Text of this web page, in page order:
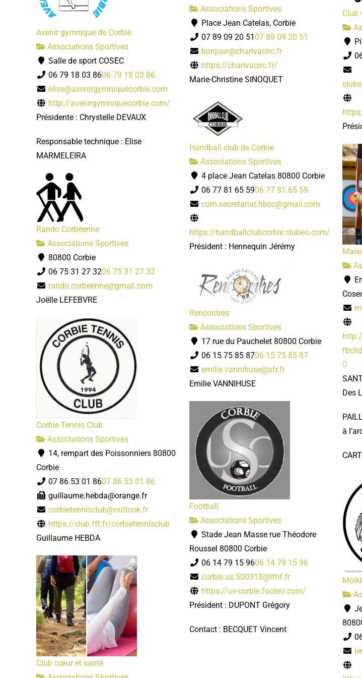
Avenir gymnique de Corbie
Associations Sportives
Salle de sport COSEC
06 79 18 03 8606 79 18 03 86
elise@avenirgymniquecorbie.com
http://avenirgymniquecorbie.com/
Présidente : Chrystelle DEVAUX
Responsable technique : Elise
MARMELEIRA
Associations Sportives
Place Jean Catelas, Corbie
07 89 09 20 51 07 89 09 20 51
bonjour@charivacirc.fr
https://charivacirc.fr/
Marie-Christine SINOQUET
Club
Handball club de Corbie
Associations Sportives
4 place Jean Catelas 80800 Corbie
06 77 81 65 5906 77 81 65 59
com.secretariat.hbcc@gmail.com
https://handballclubcorbie.clubeo.com/
Président : Hennequin Jérémy
Des
à
Rando Corbéenne
Associations Sportives
80800 Corbie
06 75 31 27 3206 75 31 27 32
rando.corbeenne@gmail.com
Joëlle LEFEBVRE
Rencontres
Associations Sportives
17 rue du Pauchelet 80800 Corbie
06 15 75 85 8706 15 75 85 87
emilie.vannihuse@sfr.fr
Emilie VANNIHUSE
Corbie Tennis Club
Associations Sportives
14, rempart des Poissonniers 80800
Corbie
07 86 53 01 8607 86 53 01 86
guillaume.hebda@orange.fr
corbietennisclub@outlook.fr
https://club.fft.fr/corbietennisclub
Guillaume HEBDA
Football
Associations Sportives
Stade Jean Masse rue Théodore
Roussel 80800 Corbie
06 14 79 15 9606 14 79 15 96
corbie.us.500318@lfhf.fr
https://us-corbie.footeo.com/
Président : DUPONT Grégory
Contact : BECQUET Vincent
Club cœur et santé